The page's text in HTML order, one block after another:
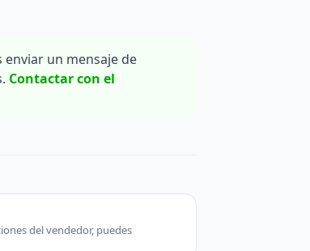
un mensaje de
Contactar con el
del vendedor, puedes